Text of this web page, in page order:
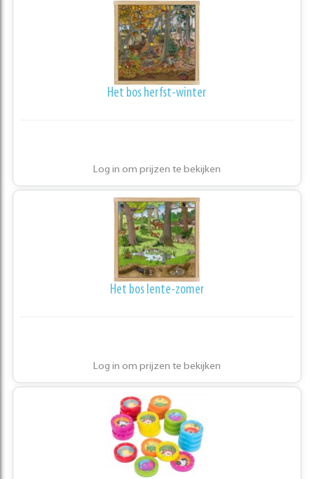
Het bos herfst-winter
Log in om prijzen te bekijken
Het bos lente-zomer
Log in om prijzen te bekijken